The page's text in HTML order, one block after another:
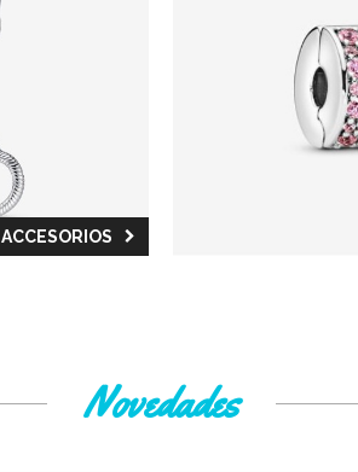
ACCESORIOS
Novedades